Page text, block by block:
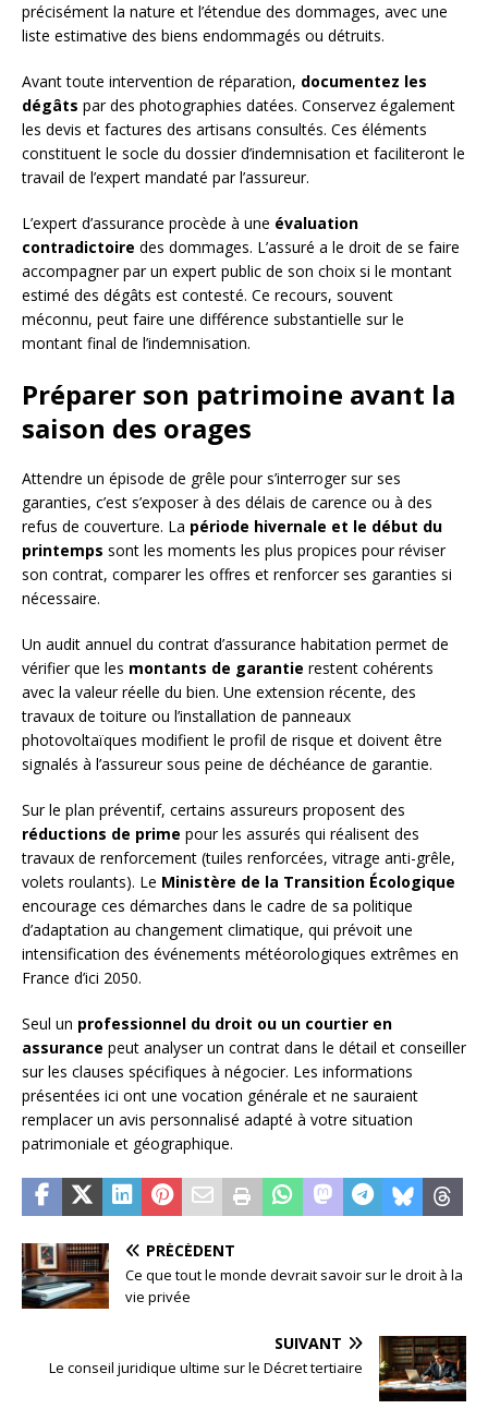
précisément la nature et l’étendue des dommages, avec une
liste estimative des biens endommagés ou détruits.
Avant toute intervention de réparation, documentez les
dégâts par des photographies datées. Conservez également
les devis et factures des artisans consultés. Ces éléments
constituent le socle du dossier d’indemnisation et faciliteront le
travail de l’expert mandaté par l’assureur.
L’expert d’assurance procède à une évaluation
contradictoire des dommages. L’assuré a le droit de se faire
accompagner par un expert public de son choix si le montant
estimé des dégâts est contesté. Ce recours, souvent
méconnu, peut faire une différence substantielle sur le
montant final de l’indemnisation.
Préparer son patrimoine avant la
saison des orages
Attendre un épisode de grêle pour s’interroger sur ses
garanties, c’est s’exposer à des délais de carence ou à des
refus de couverture. La période hivernale et le début du
printemps sont les moments les plus propices pour réviser
son contrat, comparer les offres et renforcer ses garanties si
nécessaire.
Un audit annuel du contrat d’assurance habitation permet de
vérifier que les montants de garantie restent cohérents
avec la valeur réelle du bien. Une extension récente, des
travaux de toiture ou l’installation de panneaux
photovoltaïques modifient le profil de risque et doivent être
signalés à l’assureur sous peine de déchéance de garantie.
Sur le plan préventif, certains assureurs proposent des
réductions de prime pour les assurés qui réalisent des
travaux de renforcement (tuiles renforcées, vitrage anti-grêle,
volets roulants). Le Ministère de la Transition Écologique
encourage ces démarches dans le cadre de sa politique
d’adaptation au changement climatique, qui prévoit une
intensification des événements météorologiques extrêmes en
France d’ici 2050.
Seul un professionnel du droit ou un courtier en
assurance peut analyser un contrat dans le détail et conseiller
sur les clauses spécifiques à négocier. Les informations
présentées ici ont une vocation générale et ne sauraient
remplacer un avis personnalisé adapté à votre situation
patrimoniale et géographique.
PRÉCÉDENT
Ce que tout le monde devrait savoir sur le droit à la
vie privée
SUIVANT
Le conseil juridique ultime sur le Décret tertiaire